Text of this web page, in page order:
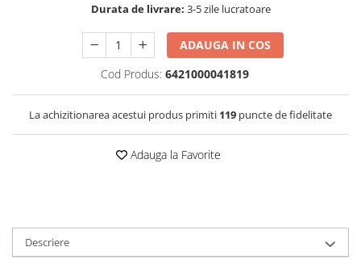
Durata de livrare: 3-5 zile lucratoare
ADAUGA IN COS
Cod Produs: 6421000041819
La achizitionarea acestui produs primiti 119 puncte de fidelitate
Adauga la Favorite
Descriere